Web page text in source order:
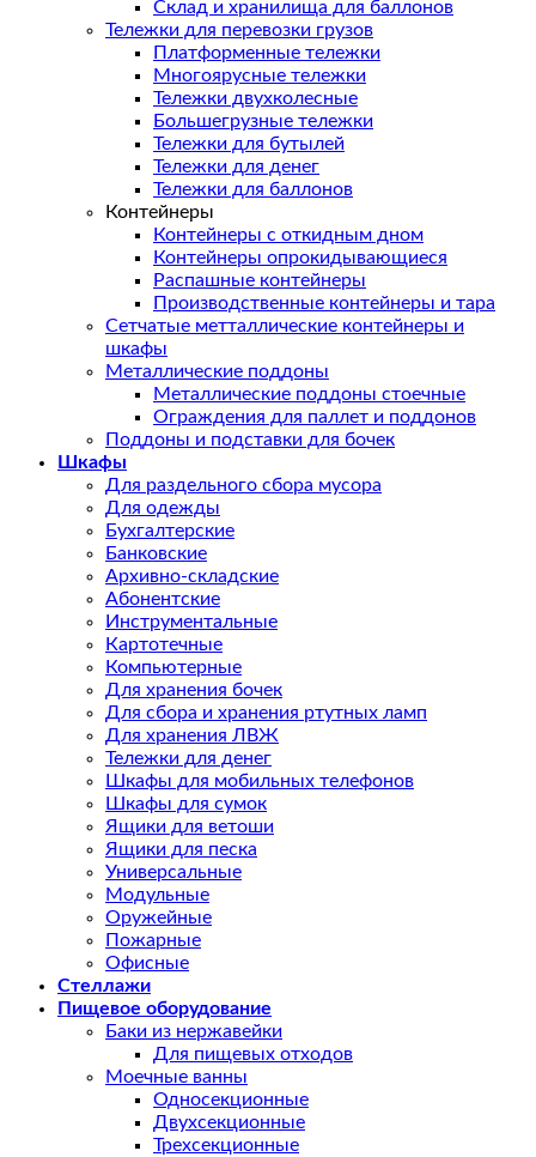
Склад и хранилища для баллонов
Тележки для перевозки грузов
Платформенные тележки
Многоярусные тележки
Тележки двухколесные
Большегрузные тележки
Тележки для бутылей
Тележки для денег
Тележки для баллонов
Контейнеры
Контейнеры с откидным дном
Контейнеры опрокидывающиеся
Распашные контейнеры
Производственные контейнеры и тара
Сетчатые метталлические контейнеры и
шкафы
Металлические поддоны
Металлические поддоны стоечные
Ограждения для паллет и поддонов
Поддоны и подставки для бочек
Шкафы
Для раздельного сбора мусора
Для одежды
Бухгалтерские
Банковские
Архивно-складские
Абонентские
Инструментальные
Картотечные
Компьютерные
Для хранения бочек
Для сбора и хранения ртутных ламп
Для хранения ЛВЖ
Тележки для денег
Шкафы для мобильных телефонов
Шкафы для сумок
Ящики для ветоши
Ящики для песка
Универсальные
Модульные
Оружейные
Пожарные
Офисные
Стеллажи
Пищевое оборудование
Баки из нержавейки
Для пищевых отходов
Моечные ванны
Односекционные
Двухсекционные
Трехсекционные